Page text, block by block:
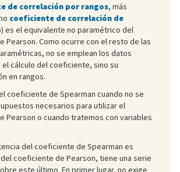
de correlación por rangos, más
coeficiente de correlación de
es el equivalente no paramétrico del
Pearson. Como ocurre con el resto de las
no se emplean los datos
cálculo del coeficiente, sino su
en rangos.
coeficiente de Spearman cuando no se
necesarios para utilizar el
Pearson o cuando tratemos con variables
del coeficiente de Spearman es
coeficiente de Pearson, tiene una serie
este último. En primer lugar, no exige